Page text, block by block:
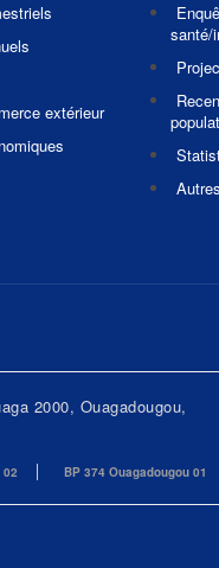
extérieur
santé/
2000, Ouagadougou,
02 BP 374 Ouagadougou 01